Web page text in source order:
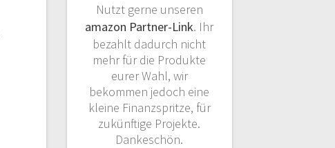
Nutzt gerne unseren
amazon Partner-Link. Ihr
bezahlt dadurch nicht
mehr für die Produkte
eurer Wahl, wir
bekommen jedoch eine
kleine Finanzspritze, für
zukünftige Projekte.
Dankeschön.